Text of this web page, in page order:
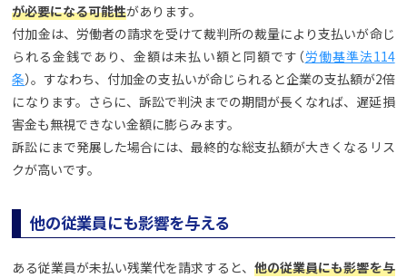
が必要になる可能性があります。
付加金は、労働者の請求を受けて裁判所の裁量により支払いが命じ
られる金銭であり、金額は未払い額と同額です（労働基準法114
条）。すなわち、付加金の支払いが命じられると企業の支払額が2倍
になります。さらに、訴訟で判決までの期間が長くなれば、遅延損
害金も無視できない金額に膨らみます。
訴訟にまで発展した場合には、最終的な総支払額が大きくなるリス
クが高いです。
他の従業員にも影響を与える
ある従業員が未払い残業代を請求すると、 他の従業員にも影響を与